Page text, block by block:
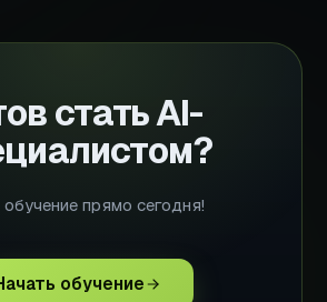
стать AI-
прямо сегодня!
обучение